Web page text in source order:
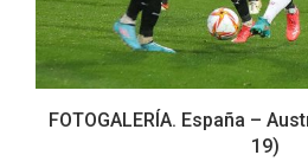
FOTOGALERÍA. España –
19)